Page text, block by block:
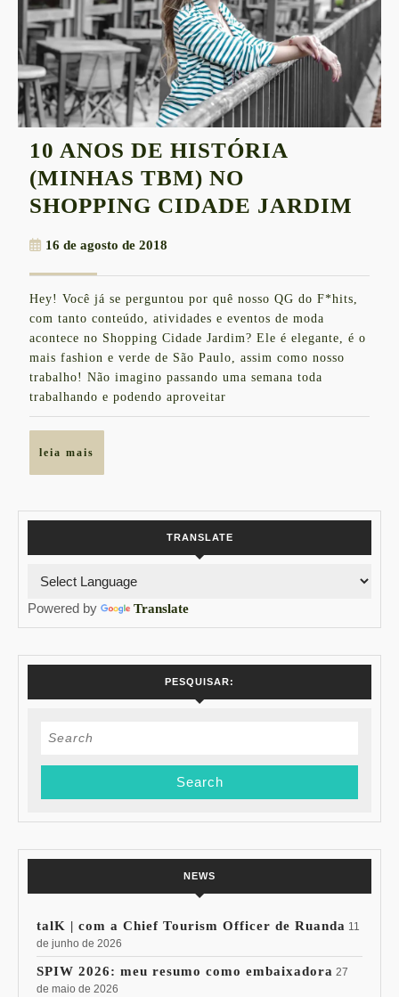
10 ANOS DE HISTÓRIA
(MINHAS TBM) NO
SHOPPING CIDADE JARDIM
16 de agosto de 2018
de
2018
Hey! Você já se perguntou por quê nosso QG do F*hits,
com tanto conteúdo, atividades e eventos de moda
acontece no Shopping Cidade Jardim? Ele é elegante, é o
mais fashion e verde de São Paulo, assim como nosso
trabalho! Não imagino passando uma semana toda
trabalhando e podendo aproveitar
leia mais
TRANSLATE
Powered by Translate
PESQUISAR:
Search
NEWS
talK | com a Chief Tourism Officer de Ruanda 11
de junho de 2026
SPIW 2026: meu resumo como embaixadora 27
de maio de 2026